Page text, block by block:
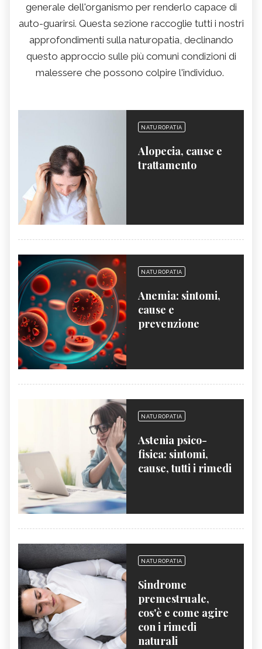
generale dell'organismo per renderlo capace di
auto-guarirsi. Questa sezione raccoglie tutti i nostri
approfondimenti sulla naturopatia, declinando
questo approccio sulle più comuni condizioni di
malessere che possono colpire l'individuo.
NATUROPATIA
Alopecia, cause e
trattamento
NATUROPATIA
Anemia: sintomi,
cause e
prevenzione
NATUROPATIA
Astenia psico-
fisica: sintomi,
cause, tutti i rimedi
NATUROPATIA
Sindrome
premestruale,
cos'è e come agire
con i rimedi
naturali